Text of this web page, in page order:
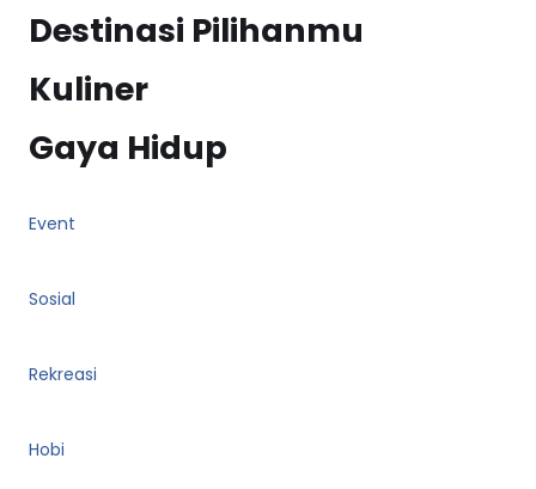
Destinasi Pilihanmu
Kuliner
Gaya Hidup
Event
Sosial
Rekreasi
Hobi